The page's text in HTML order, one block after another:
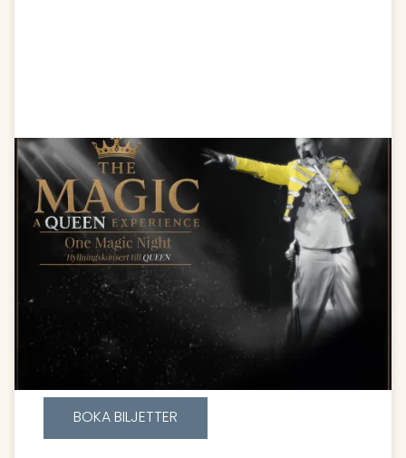
Live Queen Tribute Show
Lördag 25 april, kl 20.00
Följ med på en musikalisk resa tillbaka till
arenornas guldålder i en explosiv show fylld av
Queens största hits, energi och karisma. Upplev
magin, rösten och känslan i en stark hyllning till
ett av världens mest ikoniska band – och låt oss
tillsammans sjunga med, minnas och känna den
tidlösa kraft som bara Queens musik kan väcka.
BOKA BILJETTER